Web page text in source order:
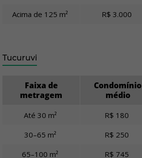
Acima de 125 m²
R$ 3.000
Tucuruvi
Faixa de
metragem
Condomínio
médio
Até 30 m² R$ 180
30–65 m²
R$ 250
65–100 m²
R$ 745